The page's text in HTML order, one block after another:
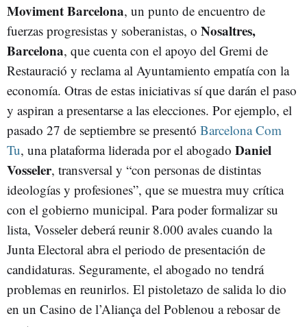
Moviment Barcelona, un punto de encuentro de
fuerzas progresistas y soberanistas, o Nosaltres,
Barcelona, que cuenta con el apoyo del Gremi de
Restauració y reclama al Ayuntamiento empatía con la
economía. Otras de estas iniciativas sí que darán el paso
y aspiran a presentarse a las elecciones. Por ejemplo, el
pasado 27 de septiembre se presentó Barcelona Com
Tu, una plataforma liderada por el abogado Daniel
Vosseler, transversal y “con personas de distintas
ideologías y profesiones”, que se muestra muy crítica
con el gobierno municipal. Para poder formalizar su
lista, Vosseler deberá reunir 8.000 avales cuando la
Junta Electoral abra el periodo de presentación de
candidaturas. Seguramente, el abogado no tendrá
problemas en reunirlos. El pistoletazo de salida lo dio
en un Casino de l’Aliança del Poblenou a rebosar de